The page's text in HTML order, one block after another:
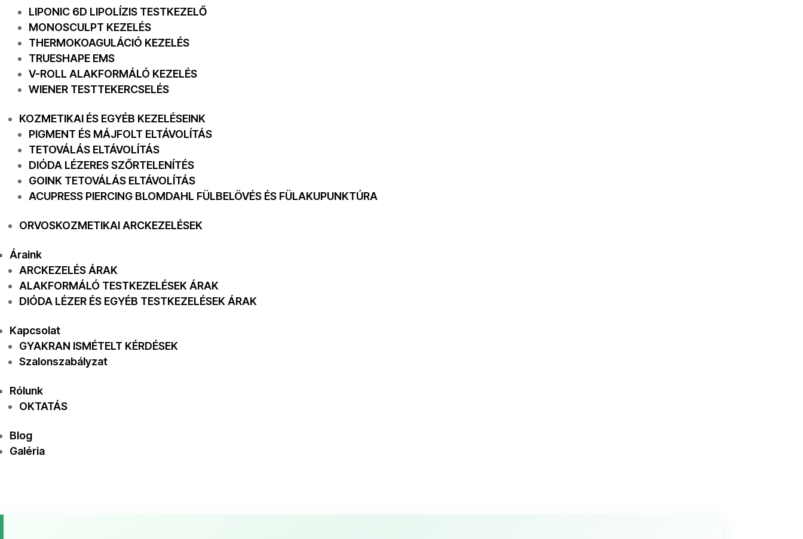
LIPONIC 6D LIPOLÍZIS TESTKEZELŐ
MONOSCULPT KEZELÉS
THERMOKOAGULÁCIÓ KEZELÉS
TRUESHAPE EMS
V-ROLL ALAKFORMÁLÓ KEZELÉS
WIENER TESTTEKERCSELÉS
KOZMETIKAI ÉS EGYÉB KEZELÉSEINK
PIGMENT ÉS MÁJFOLT ELTÁVOLÍTÁS
TETOVÁLÁS ELTÁVOLÍTÁS
DIÓDA LÉZERES SZŐRTELENÍTÉS
GOINK TETOVÁLÁS ELTÁVOLÍTÁS
ACUPRESS PIERCING BLOMDAHL FÜLBELÖVÉS ÉS FÜLAKUPUNKTÚRA
ORVOSKOZMETIKAI ARCKEZELÉSEK
Áraink
ARCKEZELÉS ÁRAK
ALAKFORMÁLÓ TESTKEZELÉSEK ÁRAK
DIÓDA LÉZER ÉS EGYÉB TESTKEZELÉSEK ÁRAK
Kapcsolat
GYAKRAN ISMÉTELT KÉRDÉSEK
Szalonszabályzat
Rólunk
OKTATÁS
Blog
Galéria